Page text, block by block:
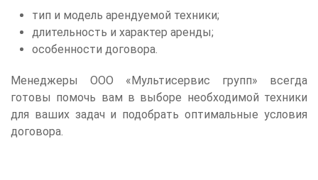
тип и модель арендуемой техники;
длительность и характер аренды;
особенности договора.
Менеджеры ООО «Мультисервис групп» всегда
готовы помочь вам в выборе необходимой техники
для ваших задач и подобрать оптимальные условия
договора.